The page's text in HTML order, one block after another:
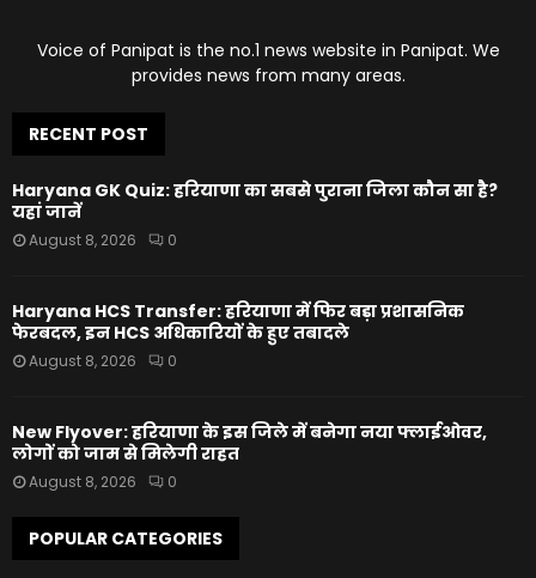
Voice of Panipat is the no.1 news website in Panipat. We
provides news from many areas.
RECENT POST
Haryana GK Quiz: हरियाणा का सबसे पुराना जिला कौन सा है?
यहां जानें
August 8, 2026 0
Haryana HCS Transfer: हरियाणा में फिर बड़ा प्रशासनिक
फेरबदल, इन HCS अधिकारियों के हुए तबादले
August 8, 2026 0
New Flyover: हरियाणा के इस जिले में बनेगा नया फ्लाईओवर,
लोगों को जाम से मिलेगी राहत
August 8, 2026 0
POPULAR CATEGORIES